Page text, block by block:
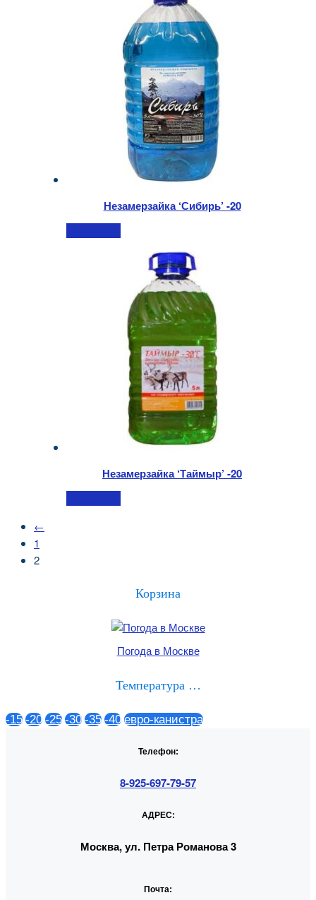
Незамерзайка ‘Сибирь’ -20
Незамерзайка ‘Таймыр’ -20
←
1
2
Корзина
Погода в Москве
Температура …
-15 -20 -25 -30 -35 -40 евро-канистра
Телефон:
8-925-697-79-57
АДРЕС:
Москва, ул. Петра Романова 3
Почта: